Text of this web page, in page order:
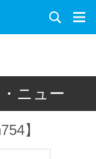
ニュー
】